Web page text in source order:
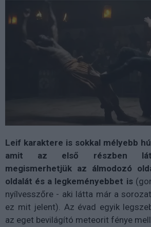
Leif karaktere is sokkal mélyebb
amit az első részben
megismerhetjük az álmodozó
oldalát és a legkeményebbet is
nyílvesszőre - aki látta már a
ez mit jelent). Az évad egyik
az eget bevilágító meteorit fénye